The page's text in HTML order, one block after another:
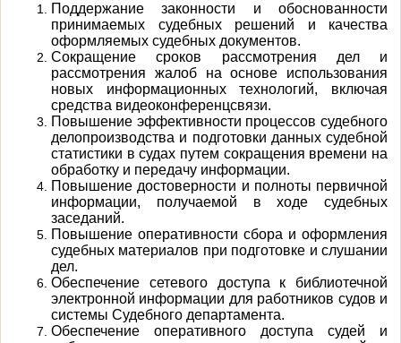
Поддержание законности и обоснованности
принимаемых судебных решений и качества
оформляемых судебных документов.
Сокращение сроков рассмотрения дел и
рассмотрения жалоб на основе использования
новых информационных технологий, включая
средства видеоконференцсвязи.
Повышение эффективности процессов судебного
делопроизводства и подготовки данных судебной
статистики в судах путем сокращения времени на
обработку и передачу информации.
Повышение достоверности и полноты первичной
информации, получаемой в ходе судебных
заседаний.
Повышение оперативности сбора и оформления
судебных материалов при подготовке и слушании
дел.
Обеспечение сетевого доступа к библиотечной
электронной информации для работников судов и
системы Судебного департамента.
Обеспечение оперативного доступа судей и